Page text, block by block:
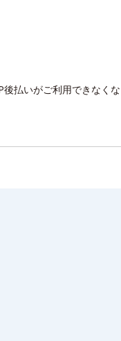
払いがご利用できなくな